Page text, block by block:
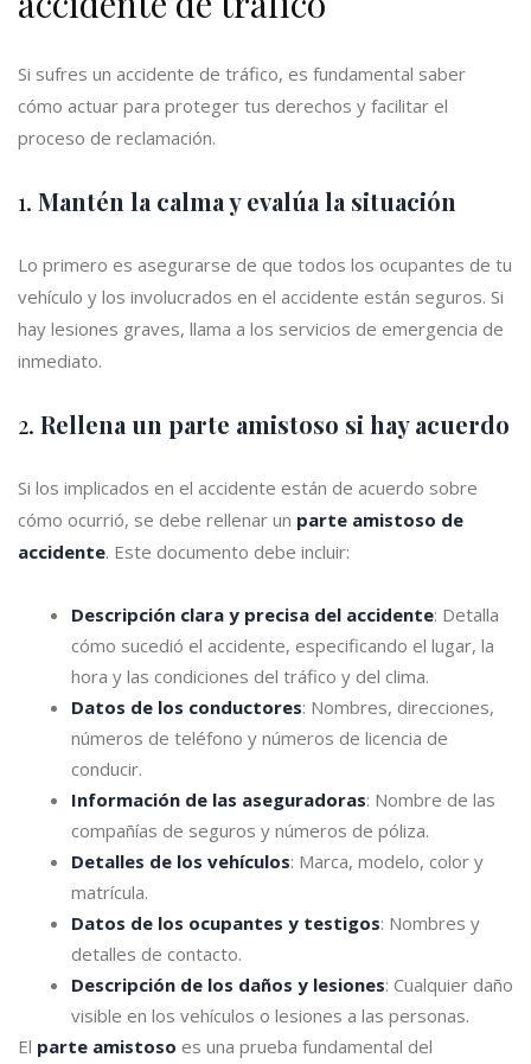
Si sufres un accidente de tráfico, es fundamental saber
cómo actuar para proteger tus derechos y facilitar el
proceso de reclamación.
1. Mantén la calma y evalúa la situación
Lo primero es asegurarse de que todos los ocupantes de tu
vehículo y los involucrados en el accidente están seguros. Si
hay lesiones graves, llama a los servicios de emergencia de
inmediato.
2. Rellena un parte amistoso si hay acuerdo
Si los implicados en el accidente están de acuerdo sobre
cómo ocurrió, se debe rellenar un parte amistoso de
accidente. Este documento debe incluir:
Descripción clara y precisa del accidente: Detalla
cómo sucedió el accidente, especificando el lugar, la
hora y las condiciones del tráfico y del clima.
Datos de los conductores: Nombres, direcciones,
números de teléfono y números de licencia de
conducir.
Información de las aseguradoras: Nombre de las
compañías de seguros y números de póliza.
Detalles de los vehículos: Marca, modelo, color y
matrícula.
Datos de los ocupantes y testigos: Nombres y
detalles de contacto.
Descripción de los daños y lesiones: Cualquier daño
visible en los vehículos o lesiones a las personas.
El parte amistoso es una prueba fundamental del